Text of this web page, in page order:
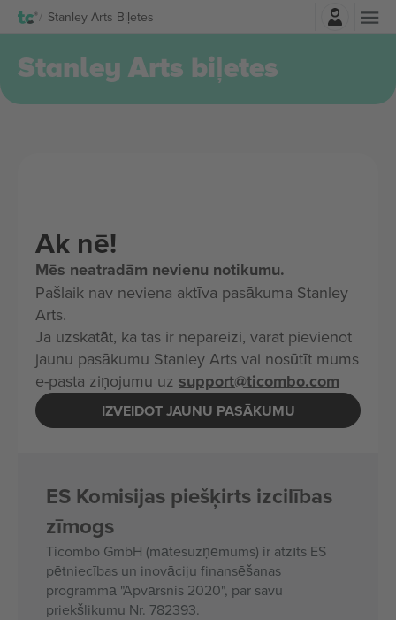
Stanley Arts Biļetes
Stanley Arts biļetes
Ak nē!
Mēs neatradām nevienu notikumu.
Pašlaik nav neviena aktīva pasākuma Stanley
Arts.
Ja uzskatāt, ka tas ir nepareizi, varat pievienot
jaunu pasākumu Stanley Arts vai nosūtīt mums
e-pasta ziņojumu uz support@ticombo.com
IZVEIDOT JAUNU PASĀKUMU
ES Komisijas piešķirts izcilības
zīmogs
Ticombo GmbH (mātesuzņēmums) ir atzīts ES
pētniecības un inovāciju finansēšanas
programmā "Apvārsnis 2020", par savu
priekšlikumu Nr. 782393.